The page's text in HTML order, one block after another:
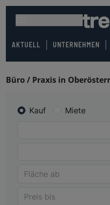
AKTUELL UNTERNEHMEN
Büro / Praxis in
Kauf Miete